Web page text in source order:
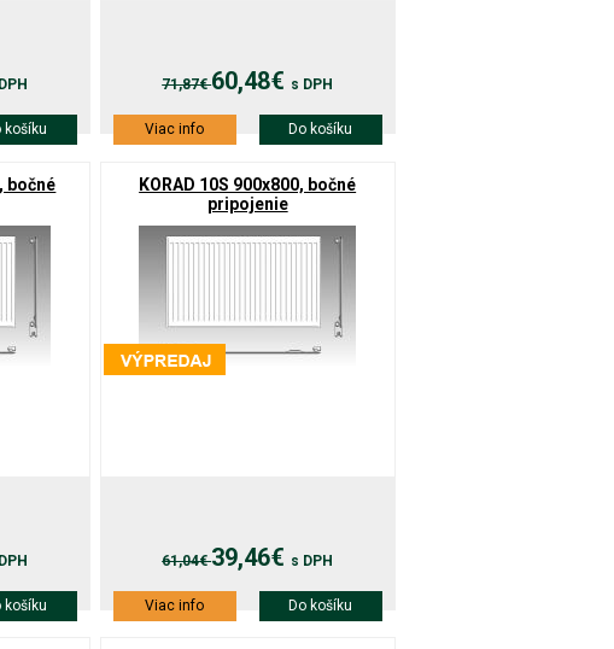
košíku
71,87€60,48€ s DPH
Viac info Do košíku
bočné
košíku
KORAD 10S 900x800, bočné
pripojenie
61,04€39,46€ s DPH
Viac info Do košíku